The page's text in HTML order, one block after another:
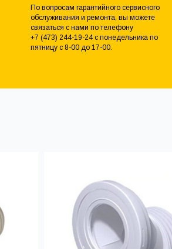
По вопросам гарантийного сервисного
обслуживания и ремонта, вы можете
связаться с нами по телефону
+7 (473) 244-19-24 с понедельника по
пятницу с 8-00 до 17-00.